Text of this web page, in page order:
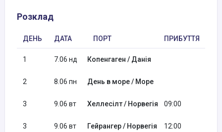
Розклад
ДЕНЬ ДАТА ПОРТ ПРИБУТТЯ
1 7.06 нд Копенгаген / Данія
2 8.06 пн День в море / Море
3 9.06 вт Хеллесілт / Норвегія 09:00
3 9.06 вт Гейрангер / Норвегія 12:00